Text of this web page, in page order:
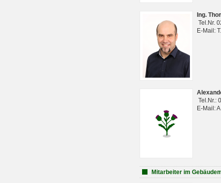
Ing.
Tel.Nr.
E-Mail:
Tel.Nr.:
E-Mail:
Mitarbeiter im